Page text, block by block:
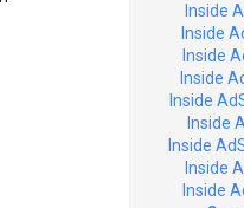
Inside
Inside
Inside
Inside
Inside
Inside
Inside
Inside
Inside